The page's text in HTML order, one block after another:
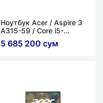
Ноутбук Acer / Aspire 3
A315-59 / Core i5-
1235U / 8ГБ / 512ГБ
SSD / 15.6" FHD IPS /
5 685 200 сум